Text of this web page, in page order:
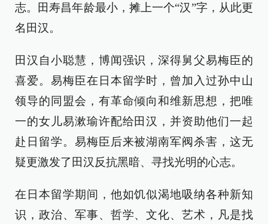
志。田寿昌年龄最小，摊上一个“汉”字，从此更
名田汉。
田汉自小聪慧，博闻强识，深得舅父易梅臣的
喜爱。易梅臣在日本留学时，曾加入过孙中山
领导的同盟会，有革命倾向和维新思想，把唯
一的女儿易漱瑜许配给田汉，并资助他们一起
赴日留学。易梅臣后来被湖南军阀杀害，这无
疑更激发了田汉反抗黑暗、寻找光明的心志。
在日本留学期间，他如饥似渴地吸纳各种新知
识，政治、军事、哲学、文化、艺术，凡是找